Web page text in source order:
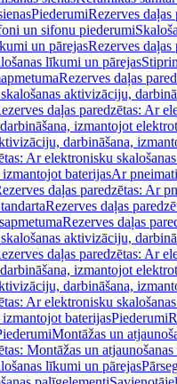
PiederumiRezerves daļas
un sifonu piederumi
un pārejasRezerves daļas
līkumi un pārejas
Rezerves daļas
aktivizāciju,
daļas paredzētas: Ar
izmantojot
darbināšana,
Ar elektronisku
izmantojot baterijasAr
daļas paredzētas: Ar
Rezerves daļas
Rezerves daļas
aktivizāciju,
daļas paredzētas: Ar
izmantojot
darbināšana,
Ar elektronisku
izmantojot baterijasPiederumi
Montāžas un
Montāžas un
līkumi un pārejas